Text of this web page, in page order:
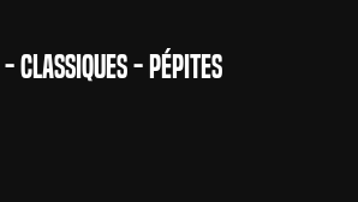
- CLASSIQUES - PÉPITES